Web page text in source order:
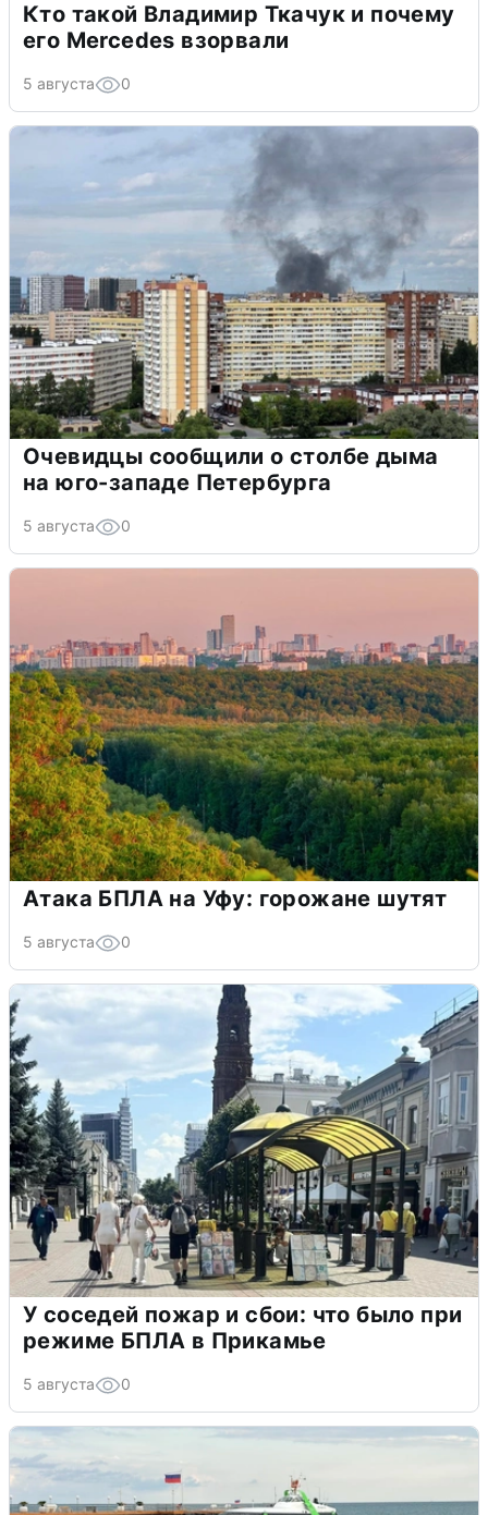
Кто такой Владимир Ткачук и почему
его Mercedes взорвали
5 августа 0
Очевидцы сообщили о столбе дыма
на юго-западе Петербурга
5 августа 0
Атака БПЛА на Уфу: горожане шутят
5 августа 0
У соседей пожар и сбои: что было при
режиме БПЛА в Прикамье
5 августа 0